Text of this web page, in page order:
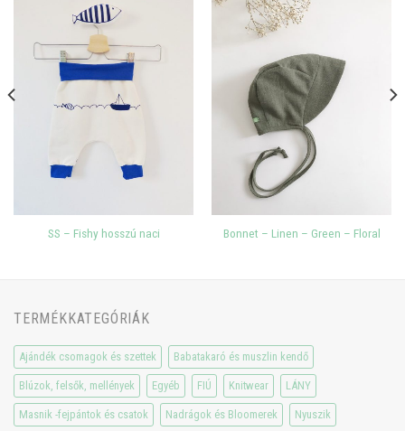
SS – Fishy hosszú naci Bonnet – Linen – Green – Floral
TERMÉKKATEGÓRIÁK
Ajándék csomagok és szettek Babatakaró és muszlin kendő
Blúzok, felsők, mellények Egyéb FIÚ Knitwear LÁNY
Masnik -fejpántok és csatok Nadrágok és Bloomerek Nyuszik